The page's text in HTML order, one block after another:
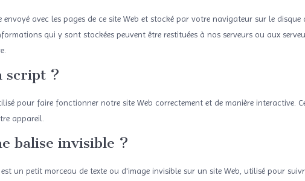
avec les pages de ce site Web et stocké par votre navigateur sur le disque
qui y sont stockées peuvent être restituées à nos serveurs ou aux
script ?
pour faire fonctionner notre site Web correctement et de manière interactive.
appareil.
balise invisible ?
un petit morceau de texte ou d'image invisible sur un site Web, utilisé pour